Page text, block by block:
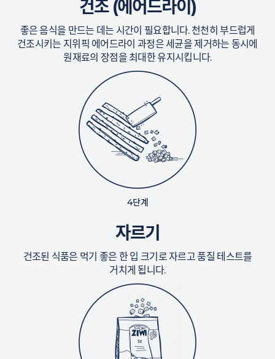
건조 (에어드라이)
좋은 음식을 만드는 데는 시간이 필요합니다. 천천히 부드럽게
건조시키는 지위픽 에어드라이 과정은 세균을 제거하는 동시에
원재료의 장점을 최대한 유지시킵니다.
4단계
자르기
건조된 식품은 먹기 좋은 한 입 크기로 자르고 품질 테스트를
거치게 됩니다.